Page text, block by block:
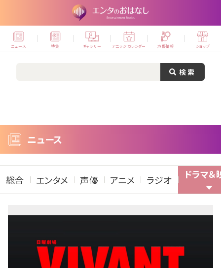
ニュース 特集 ギャラリー アニラジカレンダー 声優情報 ショップ
ニュース
総合 エンタメ 声優 アニメ ラジオ ドラマ＆